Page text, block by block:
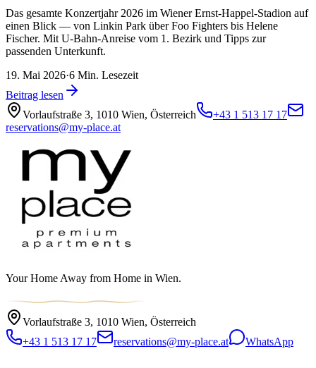
Das gesamte Konzertjahr 2026 im Wiener Ernst-Happel-Stadion auf
einen Blick — von Linkin Park über Foo Fighters bis Helene
Fischer. Mit U-Bahn-Anreise vom 1. Bezirk und Tipps zur
passenden Unterkunft.
19. Mai 2026·6 Min. Lesezeit
Beitrag lesen
Vorlaufstraße 3, 1010 Wien, Österreich
+43 1 513 17 17
reservations@my-place.at
Your Home Away from Home in Wien.
Vorlaufstraße 3, 1010 Wien, Österreich
+43 1 513 17 17
reservations@my-place.at WhatsApp